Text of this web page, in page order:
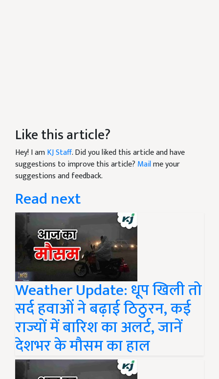
Like this article?
Hey! I amKJ Staff. Did you liked this article and have
suggestions to improve this article? Mailme your
suggestions and feedback.
Read next
Weather Update: धूप खिली तो
सर्द हवाओं ने बढ़ाई ठिठुरन, कई
राज्यों में बारिश का अलर्ट, जानें
देशभर के मौसम का हाल